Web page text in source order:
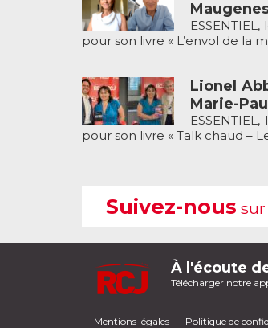
pour son livre « L’envol de la
Lionel
Marie-
pour son livre « Talk chaud –
Suivez-nous sur
À l'écoute
Télécharger notre
Mentions légales Politique de